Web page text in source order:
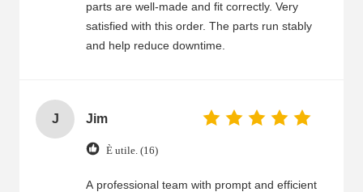
parts are well-made and fit correctly. Very
satisfied with this order. The parts run stably
and help reduce downtime.
J Jim
È utile. (16)
A professional team with prompt and efficient